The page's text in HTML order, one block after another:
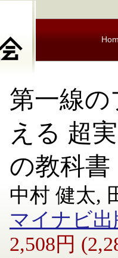
第一線
える 超
の教科書
中村 健太,
マイナビ出
2,508円